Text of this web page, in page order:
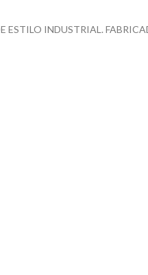
ESTILO INDUSTRIAL.